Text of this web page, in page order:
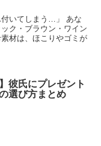
付いてしまう…」 あな
ク・ブラウン・ワイン
材は、ほこりやゴミが
彼氏にプレゼント
選び方まとめ